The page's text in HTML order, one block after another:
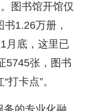
图书馆开馆仅
1.26万册，
月底，这里已
5745张，图书
卡点”。